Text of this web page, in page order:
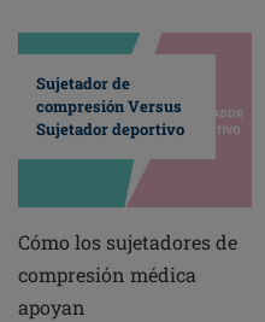
Sujetador de
compresión Versus
Sujetador deportivo
Cómo los sujetadores de
compresión médica
apoyan